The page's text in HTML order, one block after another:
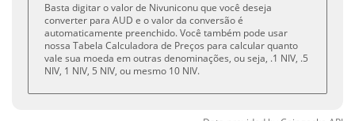
Basta digitar o valor de Nivuniconu que você deseja
converter para AUD e o valor da conversão é
automaticamente preenchido. Você também pode usar
nossa Tabela Calculadora de Preços para calcular quanto
vale sua moeda em outras denominações, ou seja, .1 NIV, .5
NIV, 1 NIV, 5 NIV, ou mesmo 10 NIV.